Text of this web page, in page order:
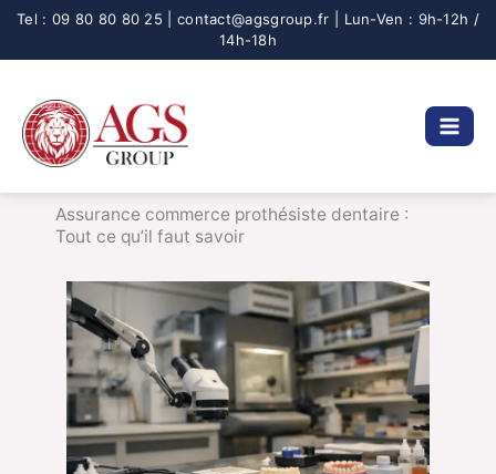
Aller
Assurance commerce prothésiste dentaire :
Tout ce qu’il faut savoir